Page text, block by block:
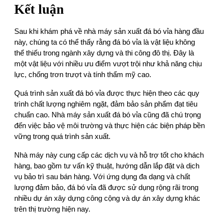
Kết luận
Sau khi khám phá về nhà máy sản xuất đá bó vỉa hàng đầu
này, chúng ta có thể thấy rằng đá bó vỉa là vật liệu không
thể thiếu trong ngành xây dựng và thi công đô thị. Đây là
một vật liệu với nhiều ưu điểm vượt trội như khả năng chịu
lực, chống trơn trượt và tính thẩm mỹ cao.
Quá trình sản xuất đá bó vỉa được thực hiện theo các quy
trình chất lượng nghiêm ngặt, đảm bảo sản phẩm đạt tiêu
chuẩn cao. Nhà máy sản xuất đá bó vỉa cũng đã chú trọng
đến việc bảo vệ môi trường và thực hiện các biện pháp bền
vững trong quá trình sản xuất.
Nhà máy này cung cấp các dịch vụ và hỗ trợ tốt cho khách
hàng, bao gồm tư vấn kỹ thuật, hướng dẫn lắp đặt và dịch
vụ bảo trì sau bán hàng. Với ứng dụng đa dạng và chất
lượng đảm bảo, đá bó vỉa đã được sử dụng rộng rãi trong
nhiều dự án xây dựng công cộng và dự án xây dựng khác
trên thị trường hiện nay.